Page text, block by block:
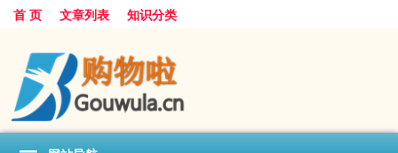
首 页 文章列表 知识分类